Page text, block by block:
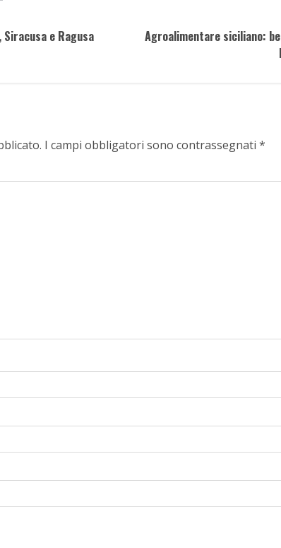
Siracusa e Ragusa
Agroalimentare siciliano:
I campi obbligatori sono contrassegnati *